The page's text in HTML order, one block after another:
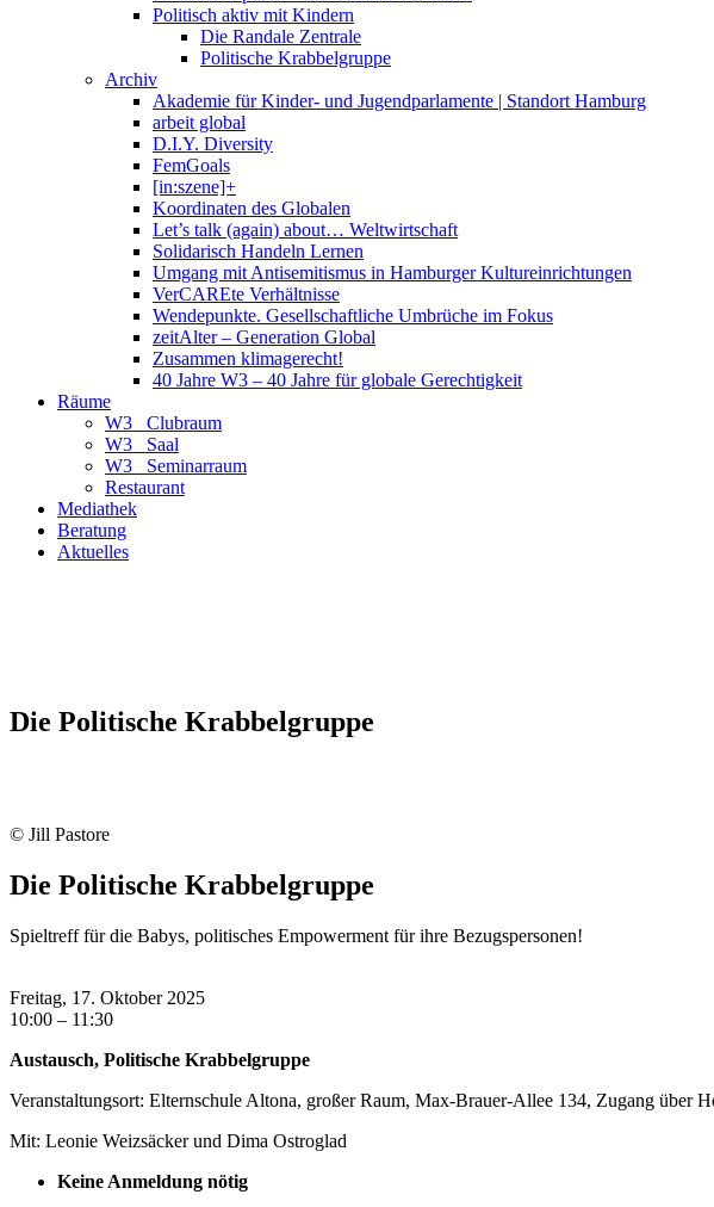
Politisch aktiv mit Kindern
Die Randale Zentrale
Politische Krabbelgruppe
Archiv
Akademie für Kinder- und Jugendparlamente | Standort Hamburg
arbeit global
D.I.Y. Diversity
FemGoals
[in:szene]+
Koordinaten des Globalen
Let’s talk (again) about… Weltwirtschaft
Solidarisch Handeln Lernen
Umgang mit Antisemitismus in Hamburger Kultureinrichtungen
VerCAREte Verhältnisse
Wendepunkte. Gesellschaftliche Umbrüche im Fokus
zeitAlter – Generation Global
Zusammen klimagerecht!
40 Jahre W3 – 40 Jahre für globale Gerechtigkeit
Räume
W3_ Clubraum
W3_ Saal
W3_ Seminarraum
Restaurant
Mediathek
Beratung
Aktuelles
Die Politische Krabbelgruppe
© Jill Pastore
Die Politische Krabbelgruppe
Spieltreff für die Babys, politisches Empowerment für ihre Bezugspersonen!
Freitag, 17. Oktober 2025
10:00 – 11:30
Austausch, Politische Krabbelgruppe
Veranstaltungsort: Elternschule Altona, großer Raum, Max-Brauer-Allee 134, Zugang über
Mit: Leonie Weizsäcker und Dima Ostroglad
Keine Anmeldung nötig